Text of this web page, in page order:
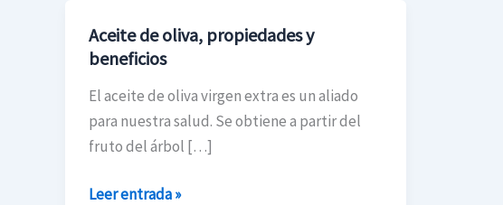
Aceite de oliva, propiedades y
beneficios
El aceite de oliva virgen extra es un aliado
para nuestra salud. Se obtiene a partir del
fruto del árbol […]
Aceite
de
oliva,
propiedades
y
Leer entrada »